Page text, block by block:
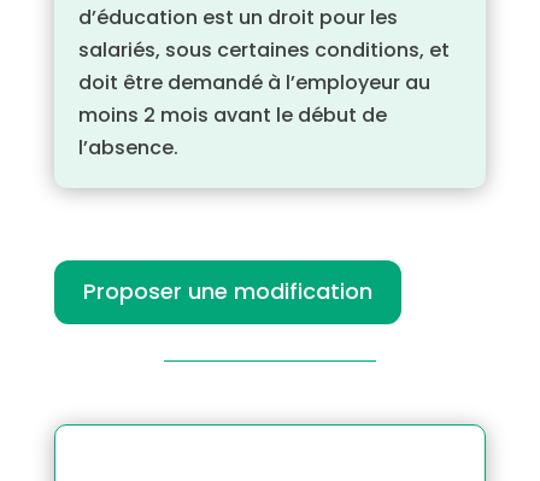
d’éducation est un droit pour les
salariés, sous certaines conditions, et
doit être demandé à l’employeur au
moins 2 mois avant le début de
l’absence.
Proposer une modification